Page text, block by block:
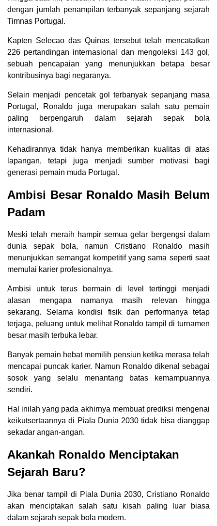
dengan jumlah penampilan terbanyak sepanjang sejarah
Timnas Portugal.
Kapten Selecao das Quinas tersebut telah mencatatkan
226 pertandingan internasional dan mengoleksi 143 gol,
sebuah pencapaian yang menunjukkan betapa besar
kontribusinya bagi negaranya.
Selain menjadi pencetak gol terbanyak sepanjang masa
Portugal, Ronaldo juga merupakan salah satu pemain
paling berpengaruh dalam sejarah sepak bola
internasional.
Kehadirannya tidak hanya memberikan kualitas di atas
lapangan, tetapi juga menjadi sumber motivasi bagi
generasi pemain muda Portugal.
Ambisi Besar Ronaldo Masih Belum
Padam
Meski telah meraih hampir semua gelar bergengsi dalam
dunia sepak bola, namun Cristiano Ronaldo masih
menunjukkan semangat kompetitif yang sama seperti saat
memulai karier profesionalnya.
Ambisi untuk terus bermain di level tertinggi menjadi
alasan mengapa namanya masih relevan hingga
sekarang. Selama kondisi fisik dan performanya tetap
terjaga, peluang untuk melihat Ronaldo tampil di turnamen
besar masih terbuka lebar.
Banyak pemain hebat memilih pensiun ketika merasa telah
mencapai puncak karier. Namun Ronaldo dikenal sebagai
sosok yang selalu menantang batas kemampuannya
sendiri.
Hal inilah yang pada akhirnya membuat prediksi mengenai
keikutsertaannya di Piala Dunia 2030 tidak bisa dianggap
sekadar angan-angan.
Akankah Ronaldo Menciptakan
Sejarah Baru?
Jika benar tampil di Piala Dunia 2030, Cristiano Ronaldo
akan menciptakan salah satu kisah paling luar biasa
dalam sejarah sepak bola modern.